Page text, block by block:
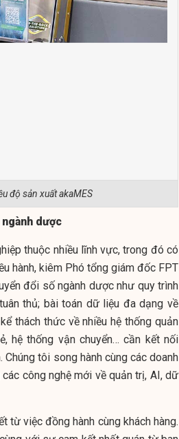
độ sản xuất akaMES
dược
thuộc nhiều lĩnh vực, trong đó có
hành, kiêm Phó tổng giám đốc FPT
đổi số ngành dược như quy trình
thủ; bài toán dữ liệu đa dạng về
thách thức về nhiều hệ thống quản
hệ thống vận chuyển… cần kết nối
tôi song hành cùng các doanh
công nghệ mới về quản trị, AI, dữ
từ việc đồng hành cùng khách hàng.